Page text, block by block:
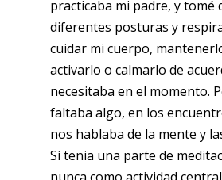
practicaba mi padre, y tomé
diferentes posturas y
cuidar mi cuerpo,
activarlo o calmarlo de
necesitaba en el momento.
faltaba algo, en los
nos hablaba de la mente y
Sí tenia una parte de